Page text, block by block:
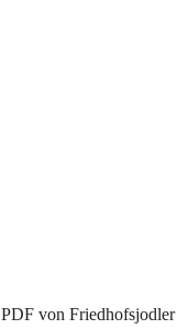
PDF von Friedhofsjodler